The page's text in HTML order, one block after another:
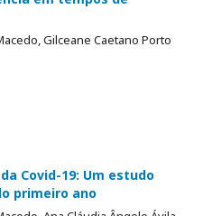
Gilceane Caetano Porto
Covid-19: Um estudo
primeiro ano